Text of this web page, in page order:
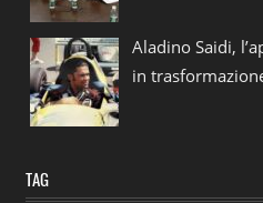
Aladino Saidi,
in
TAG